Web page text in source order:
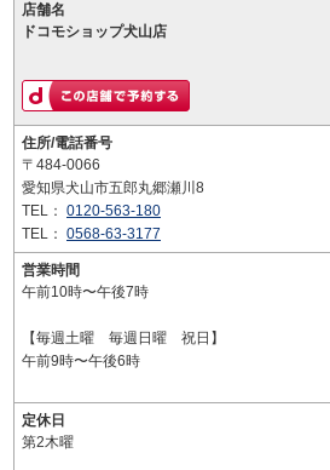
店舗名
ドコモショップ犬山店
住所/電話番号
〒484-0066
愛知県犬山市五郎丸郷瀬川8
TEL： 0120-563-180
TEL： 0568-63-3177
営業時間
午前10時〜午後7時
【毎週土曜 毎週日曜 祝日】
午前9時〜午後6時
定休日
第2木曜